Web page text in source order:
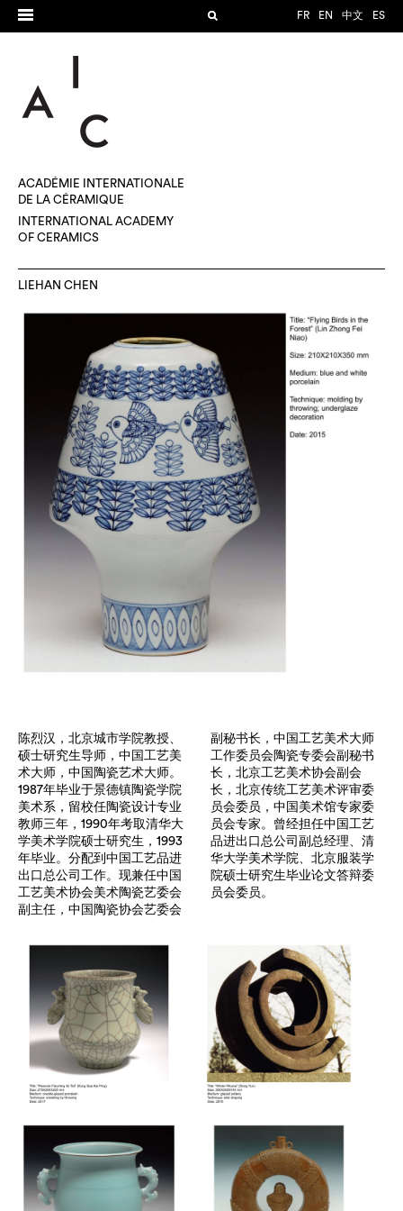
FR EN 中文 ES
ACADÉMIE INTERNATIONALE
DE LA CÉRAMIQUE
INTERNATIONAL ACADEMY
OF CERAMICS
LIEHAN CHEN
陈烈汉，北京城市学院教授、
硕士研究生导师，中国工艺美
术大师，中国陶瓷艺术大师。
1987年毕业于景德镇陶瓷学院
美术系，留校任陶瓷设计专业
教师三年，1990年考取清华大
学美术学院硕士研究生，1993
年毕业。分配到中国工艺品进
出口总公司工作。现兼任中国
工艺美术协会美术陶瓷艺委会
副主任，中国陶瓷协会艺委会
副秘书长，中国工艺美术大师
工作委员会陶瓷专委会副秘书
长，北京工艺美术协会副会
长，北京传统工艺美术评审委
员会委员，中国美术馆专家委
员会专家。曾经担任中国工艺
品进出口总公司副总经理、清
华大学美术学院、北京服装学
院硕士研究生毕业论文答辩委
员会委员。